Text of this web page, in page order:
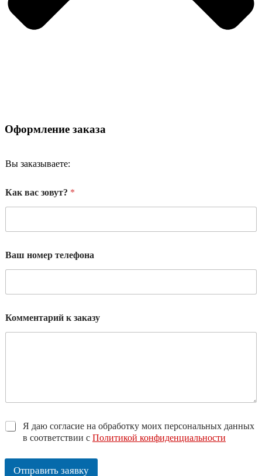
Оформление заказа
Вы заказываете:
Как вас зовут? *
Ваш номер телефона
Комментарий к заказу
*
Я даю согласие на обработку моих персональных данных
в соответствии с Политикой конфиденциальности
Отправить заявку